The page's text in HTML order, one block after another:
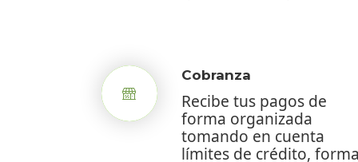
Cobranza
Recibe tus pagos de
forma organizada
tomando en cuenta
límites de crédito,